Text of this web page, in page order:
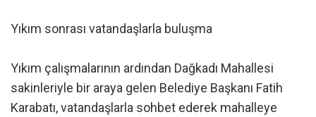
Yıkım sonrası vatandaşlarla buluşma
Yıkım çalışmalarının ardından Dağkadı Mahallesi
sakinleriyle bir araya gelen Belediye Başkanı Fatih
Karabatı, vatandaşlarla sohbet ederek mahalleye